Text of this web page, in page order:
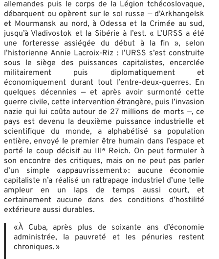
allemandes puis le corps de la Légion tchécoslovaque,
débarquent ou opèrent sur le sol russe — d’Arkhangelsk
et Mourmansk au nord, à Odessa et la Crimée au sud,
jusqu’à Vladivostok et la Sibérie à l’est. « L’URSS a été
une forteresse assiégée du début à la fin », selon
l’historienne Annie Lacroix-Riz : l’URSS s’est construite
sous le siège des puissances capitalistes, encerclée
militairement puis diplomatiquement et
économiquement durant tout l’entre-deux-guerres. En
quelques décennies — et après avoir surmonté cette
guerre civile, cette intervention étrangère, puis l’invasion
nazie qui lui coûta autour de 27 millions de morts —, ce
pays est devenu la deuxième puissance industrielle et
scientifique du monde, a alphabétisé sa population
entière, envoyé le premier être humain dans l’espace et
porté le coup décisif au IIIᵉ Reich. On peut formuler à
son encontre des critiques, mais on ne peut pas parler
d’un simple « appauvrissement » : aucune économie
capitaliste n’a réalisé un rattrapage industriel d’une telle
ampleur en un laps de temps aussi court, et
certainement aucune dans des conditions d’hostilité
extérieure aussi durables.
« À Cuba, après plus de soixante ans d’économie
administrée, la pauvreté et les pénuries restent
chroniques. »